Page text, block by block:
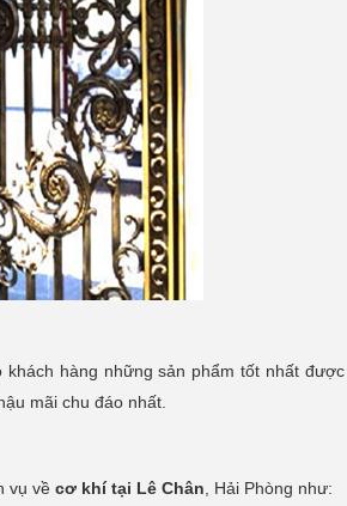
khách hàng những sản phẩm tốt nhất
mãi chu đáo nhất.
vụ về cơ khí tại Lê Chân , Hải Phòng như: